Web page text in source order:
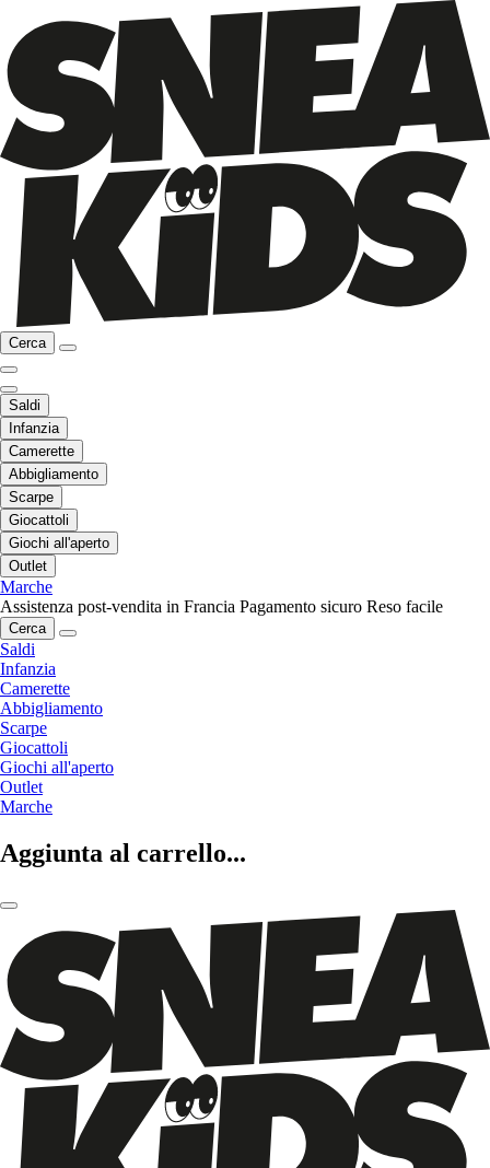
Cerca
Saldi
Infanzia
Camerette
Abbigliamento
Scarpe
Giocattoli
Giochi all'aperto
Outlet
Marche
Assistenza post-vendita in Francia Pagamento sicuro Reso facile
Cerca
Saldi
Infanzia
Camerette
Abbigliamento
Scarpe
Giocattoli
Giochi all'aperto
Outlet
Marche
Aggiunta al carrello...